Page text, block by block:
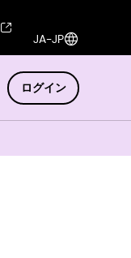
JA-JP
ログイン